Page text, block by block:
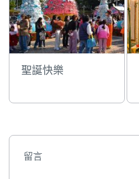
聖誕快樂
留言